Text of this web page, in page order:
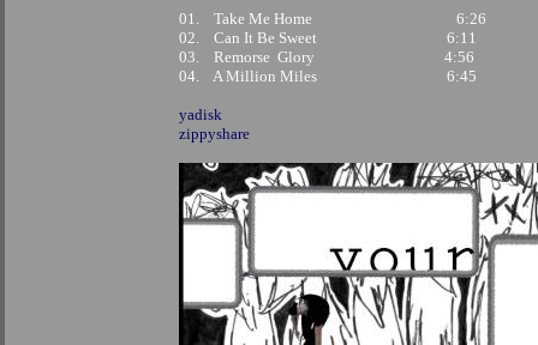
01. Take Me Home 6:26
02. Can It Be Sweet 6:11
03. Remorse Glory 4:56
04. A Million Miles 6:45
yadisk
zippyshare